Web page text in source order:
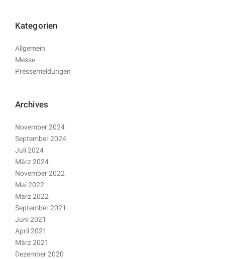
Kategorien
Allgemein
Messe
Pressemeldungen
Archives
November 2024
September 2024
Juli 2024
März 2024
November 2022
Mai 2022
März 2022
September 2021
Juni 2021
April 2021
März 2021
Dezember 2020